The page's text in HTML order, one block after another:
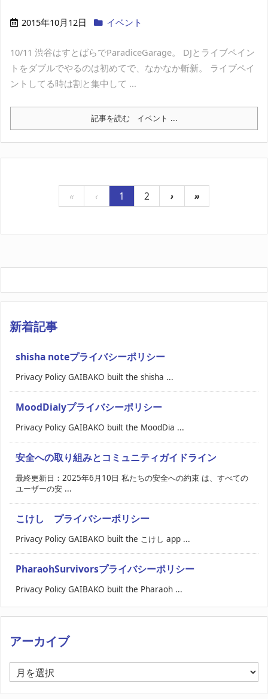
2015年10月12日 イベント
10/11 渋谷はすとばらでParadiceGarage。 DJとライブペイン
トをダブルでやるのは初めてで、なかなか斬新。 ライブペイ
ントしてる時は割と集中して ...
記事を読む イベント ...
« ‹ 1 2 › »
新着記事
shisha noteプライバシーポリシー
Privacy Policy GAIBAKO built the shisha ...
MoodDialyプライバシーポリシー
Privacy Policy GAIBAKO built the MoodDia ...
安全への取り組みとコミュニティガイドライン
最終更新日：2025年6月10日 私たちの安全への約束 は、すべての
ユーザーの安 ...
こけし プライバシーポリシー
Privacy Policy GAIBAKO built the こけし app ...
PharaohSurvivorsプライバシーポリシー
Privacy Policy GAIBAKO built the Pharaoh ...
アーカイブ
ア
ー